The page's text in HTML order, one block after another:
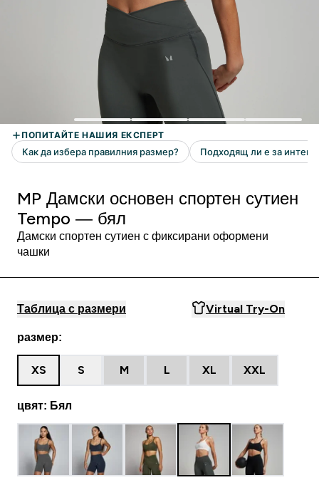
MP Дамски основен спортен сутиен
Tempo — бял
Дамски спортен сутиен с фиксирани оформени
чашки
Таблица с размери Virtual Try-On
размер:
XS S M L XL XXL
цвят: Бял